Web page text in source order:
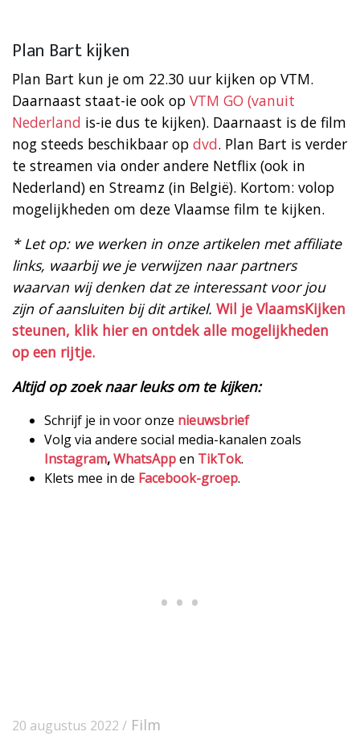
Plan Bart kijken
Plan Bart kun je om 22.30 uur kijken op VTM.
Daarnaast staat-ie ook op VTM GO (vanuit
Nederland is-ie dus te kijken). Daarnaast is de film
nog steeds beschikbaar op dvd. Plan Bart is verder
te streamen via onder andere Netflix (ook in
Nederland) en Streamz (in België). Kortom: volop
mogelijkheden om deze Vlaamse film te kijken.
* Let op: we werken in onze artikelen met affiliate
links, waarbij we je verwijzen naar partners
waarvan wij denken dat ze interessant voor jou
zijn of aansluiten bij dit artikel. Wil je VlaamsKijken
steunen, klik hier en ontdek alle mogelijkheden
op een rijtje.
Altijd op zoek naar leuks om te kijken:
Schrijf je in voor onze nieuwsbrief
Volg via andere social media-kanalen zoals
Instagram,WhatsAppen TikTok.
Klets mee in de Facebook-groep.
20 augustus 2022 / Film